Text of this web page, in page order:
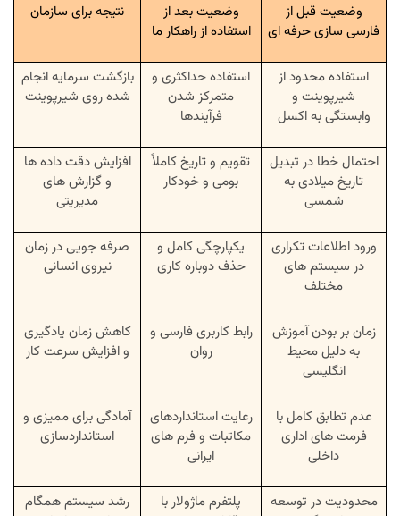
وضعیت قبل از
فارسی سازی حرفه ای
وضعیت بعد از
استفاده از راهکار ما
نتیجه برای سازمان
استفاده محدود از
شیرپوینت و
وابستگی به اکسل
استفاده حداکثری و
متمرکز شدن
فرآیندها
بازگشت سرمایه انجام
شده روی شیرپوینت
احتمال خطا در تبدیل
تاریخ میلادی به
شمسی
تقویم و تاریخ کاملاً
بومی و خودکار
افزایش دقت داده ها
و گزارش های
مدیریتی
ورود اطلاعات تکراری
در سیستم های
مختلف
یکپارچگی کامل و
حذف دوباره کاری
صرفه جویی در زمان
نیروی انسانی
زمان بر بودن آموزش
به دلیل محیط
انگلیسی
رابط کاربری فارسی و
روان
کاهش زمان یادگیری
و افزایش سرعت کار
عدم تطابق کامل با
فرمت های اداری
داخلی
رعایت استانداردهای
مکاتبات و فرم های
ایرانی
آمادگی برای ممیزی و
استانداردسازی
محدودیت در توسعه
پلتفرم ماژولار با
رشد سیستم همگام